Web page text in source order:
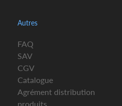
Autres
FAQ
SAV
CGV
Catalogue
Agrément distribution